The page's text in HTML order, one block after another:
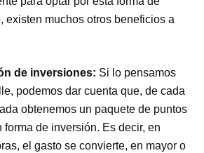
existen muchos otros beneficios a
de inversiones: Si lo pensamos
podemos dar cuenta que, de cada
obtenemos un paquete de puntos
forma de inversión. Es decir, en
el gasto se convierte, en mayor o